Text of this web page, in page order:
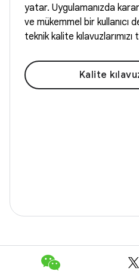
yatar. Uygulamanızda
ve mükemmel bir kullanıcı
teknik kalite kılavuzlarımızı
Kalite